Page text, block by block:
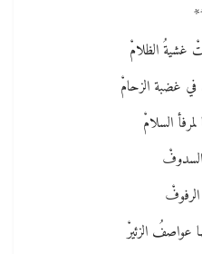
غشيةُ الظلامْ
غضبة الزحامْ
السلامْ
عواصفُ الزئيرْ